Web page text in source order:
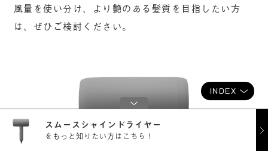
風量を使い分け、より艶のある髪質を目指したい方
は、ぜひご検討ください。
スムースシャインドライヤー
をもっと知りたい方はこちら！
INDEX